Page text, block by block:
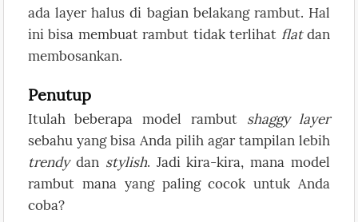
ada layer halus di bagian belakang rambut. Hal
ini bisa membuat rambut tidak terlihat flatdan
membosankan.
Penutup
Itulah beberapa model rambut shaggy layer
sebahu yang bisa Anda pilih agar tampilan lebih
trendydan stylish. Jadi kira-kira, mana model
rambut mana yang paling cocok untuk Anda
coba?